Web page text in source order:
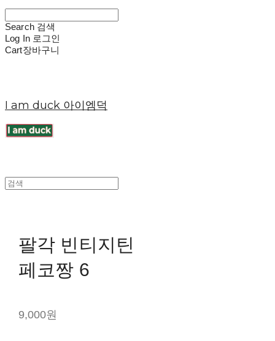
Search 검색
Log In 로그인
Cart장바구니
I am duck 아이엠덕
팔각 빈티지틴
페코짱 6
9,000원